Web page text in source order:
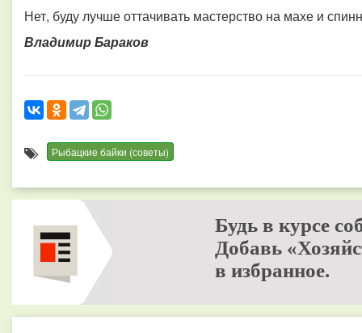
Нет, буду лучше оттачивать мастерство на махе и
Владимир Бараков
Рыбацкие байки (советы)
Будь в курсе
Добавь
в избранное.